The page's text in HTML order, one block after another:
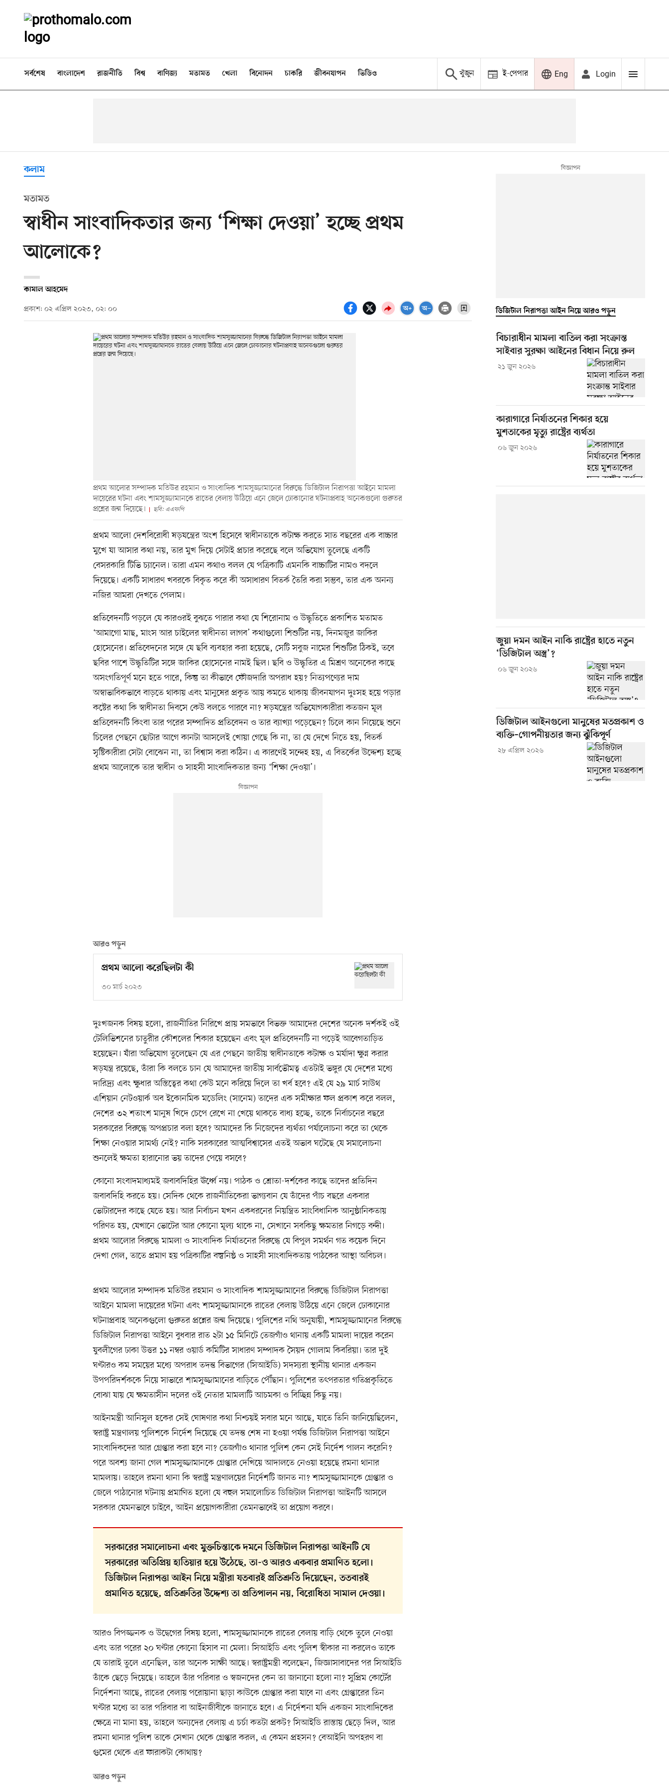
সর্বশেষ বাংলাদেশ রাজনীতি বিশ্ব বাণিজ্য মতামত খেলা বিনোদন চাকরি জীবনযাপন ভিডিও খুঁজুন ই-পেপার Eng Login
কলাম
মতামত
স্বাধীন সাংবাদিকতার জন্য ‘শিক্ষা দেওয়া’ হচ্ছে প্রথম
আলোকে?
কামাল আহমেদ
প্রকাশ: ০২ এপ্রিল ২০২৩, ০২: ০০
প্রথম আলোর সম্পাদক মতিউর রহমান ও সাংবাদিক শামসুজ্জামানের বিরুদ্ধে ডিজিটাল নিরাপত্তা আইনে মামলা
দায়েরের ঘটনা এবং শামসুজ্জামানকে রাতের বেলায় উঠিয়ে এনে জেলে ঢোকানোর ঘটনাপ্রবাহ অনেকগুলো গুরুতর
প্রশ্নের জন্ম দিয়েছে।
ছবি: এএফপি
প্রথম আলো দেশবিরোধী ষড়যন্ত্রের অংশ হিসেবে স্বাধীনতাকে কটাক্ষ করতে সাত বছরের এক বাচ্চার
মুখে যা আসার কথা নয়, তার মুখ দিয়ে সেটাই প্রচার করেছে বলে অভিযোগ তুলেছে একটি
বেসরকারি টিভি চ্যানেল। তারা এমন কথাও বলল যে পত্রিকাটি এমনকি বাচ্চাটির নামও বদলে
দিয়েছে। একটি সাধারণ খবরকে বিকৃত করে কী অসাধারণ বিতর্ক তৈরি করা সম্ভব, তার এক অনন্য
নজির আমরা দেখতে পেলাম।
প্রতিবেদনটি পড়লে যে কারওরই বুঝতে পারার কথা যে শিরোনাম ও উদ্ধৃতিতে প্রকাশিত মতামত
‘আমাগো মাছ, মাংস আর চাইলের স্বাধীনতা লাগব’ কথাগুলো শিশুটির নয়, দিনমজুর জাকির
হোসেনের। প্রতিবেদনের সঙ্গে যে ছবি ব্যবহার করা হয়েছে, সেটি সবুজ নামের শিশুটির ঠিকই, তবে
ছবির পাশে উদ্ধৃতিটির সঙ্গে জাকির হোসেনের নামই ছিল। ছবি ও উদ্ধৃতির এ মিশ্রণ অনেকের কাছে
অসংগতিপূর্ণ মনে হতে পারে, কিন্তু তা কীভাবে ফৌজদারি অপরাধ হয়? নিত্যপণ্যের দাম
অস্বাভাবিকভাবে বাড়তে থাকায় এবং মানুষের প্রকৃত আয় কমতে থাকায় জীবনযাপন দুঃসহ হয়ে পড়ার
কষ্টের কথা কি স্বাধীনতা দিবসে কেউ বলতে পারবে না? ষড়যন্ত্রের অভিযোগকারীরা কতজন মূল
প্রতিবেদনটি কিংবা তার পরের সম্পাদিত প্রতিবেদন ও তার ব্যাখ্যা পড়েছেন? চিলে কান নিয়েছে শুনে
চিলের পেছনে ছোটার আগে কানটা আসলেই খোয়া গেছে কি না, তা যে দেখে নিতে হয়, বিতর্ক
সৃষ্টিকারীরা সেটা বোঝেন না, তা বিশ্বাস করা কঠিন। এ কারণেই সন্দেহ হয়, এ বিতর্কের উদ্দেশ্য হচ্ছে
প্রথম আলোকে তার স্বাধীন ও সাহসী সাংবাদিকতার জন্য ‘শিক্ষা দেওয়া’।
আরও পড়ুন
প্রথম আলো করেছিলটা কী
৩০ মার্চ ২০২৩
দুঃখজনক বিষয় হলো, রাজনীতির নিরিখে প্রায় সমভাবে বিভক্ত আমাদের দেশের অনেক দর্শকই ওই
টেলিভিশনের চাতুরীর কৌশলের শিকার হয়েছেন এবং মূল প্রতিবেদনটি না পড়েই আবেগতাড়িত
হয়েছেন। যাঁরা অভিযোগ তুলেছেন যে এর পেছনে জাতীয় স্বাধীনতাকে কটাক্ষ ও মর্যাদা ক্ষুণ্ন করার
ষড়যন্ত্র রয়েছে, তাঁরা কি বলতে চান যে আমাদের জাতীয় সার্বভৌমত্ব এতটাই ভঙ্গুর যে দেশের মধ্যে
দারিদ্র্য এবং ক্ষুধার অস্তিত্বের কথা কেউ মনে করিয়ে দিলে তা খর্ব হবে? এই যে ২৯ মার্চ সাউথ
এশিয়ান নেটওয়ার্ক অব ইকোনমিক মডেলিং (সানেম) তাদের এক সমীক্ষার ফল প্রকাশ করে বলল,
দেশের ৩২ শতাংশ মানুষ খিদে চেপে রেখে না খেয়ে থাকতে বাধ্য হচ্ছে, তাকে নির্বাচনের বছরে
সরকারের বিরুদ্ধে অপপ্রচার বলা হবে? আমাদের কি নিজেদের ব্যর্থতা পর্যালোচনা করে তা থেকে
শিক্ষা নেওয়ার সামর্থ্য নেই? নাকি সরকারের আত্মবিশ্বাসের এতই অভাব ঘটেছে যে সমালোচনা
শুনলেই ক্ষমতা হারানোর ভয় তাদের পেয়ে বসবে?
কোনো সংবাদমাধ্যমই জবাবদিহির ঊর্ধ্বে নয়। পাঠক ও শ্রোতা-দর্শকের কাছে তাদের প্রতিদিন
জবাবদিহি করতে হয়। সেদিক থেকে রাজনীতিকেরা ভাগ্যবান যে তাঁদের পাঁচ বছরে একবার
ভোটারদের কাছে যেতে হয়। আর নির্বাচন যখন একধরনের নিয়ন্ত্রিত সাংবিধানিক আনুষ্ঠানিকতায়
পরিণত হয়, যেখানে ভোটের আর কোনো মূল্য থাকে না, সেখানে সবকিছু ক্ষমতার নিগড়ে বন্দী।
প্রথম আলোর বিরুদ্ধে মামলা ও সাংবাদিক নির্যাতনের বিরুদ্ধে যে বিপুল সমর্থন গত কয়েক দিনে
দেখা গেল, তাতে প্রমাণ হয় পত্রিকাটির বস্তুনিষ্ঠ ও সাহসী সাংবাদিকতায় পাঠকের আস্থা অবিচল।
প্রথম আলোর সম্পাদক মতিউর রহমান ও সাংবাদিক শামসুজ্জামানের বিরুদ্ধে ডিজিটাল নিরাপত্তা
আইনে মামলা দায়েরের ঘটনা এবং শামসুজ্জামানকে রাতের বেলায় উঠিয়ে এনে জেলে ঢোকানোর
ঘটনাপ্রবাহ অনেকগুলো গুরুতর প্রশ্নের জন্ম দিয়েছে। পুলিশের নথি অনুযায়ী, শামসুজ্জামানের বিরুদ্ধে
ডিজিটাল নিরাপত্তা আইনে বুধবার রাত ২টা ১৫ মিনিটে তেজগাঁও থানায় একটি মামলা দায়ের করেন
যুবলীগের ঢাকা উত্তর ১১ নম্বর ওয়ার্ড কমিটির সাধারণ সম্পাদক সৈয়দ গোলাম কিবরিয়া। তার দুই
ঘণ্টারও কম সময়ের মধ্যে অপরাধ তদন্ত বিভাগের (সিআইডি) সদস্যরা স্থানীয় থানার একজন
উপপরিদর্শককে নিয়ে সাভারে শামসুজ্জামানের বাড়িতে পৌঁছান। পুলিশের তৎপরতার গতিপ্রকৃতিতে
বোঝা যায় যে ক্ষমতাসীন দলের ওই নেতার মামলাটি আচমকা ও বিচ্ছিন্ন কিছু নয়।
আইনমন্ত্রী আনিসুল হকের সেই ঘোষণার কথা নিশ্চয়ই সবার মনে আছে, যাতে তিনি জানিয়েছিলেন,
স্বরাষ্ট্র মন্ত্রণালয় পুলিশকে নির্দেশ দিয়েছে যে তদন্ত শেষ না হওয়া পর্যন্ত ডিজিটাল নিরাপত্তা আইনে
সাংবাদিকদের আর গ্রেপ্তার করা হবে না? তেজগাঁও থানার পুলিশ কেন সেই নির্দেশ পালন করেনি?
পরে অবশ্য জানা গেল শামসুজ্জামানকে গ্রেপ্তার দেখিয়ে আদালতে নেওয়া হয়েছে রমনা থানার
মামলায়। তাহলে রমনা থানা কি স্বরাষ্ট্র মন্ত্রণালয়ের নির্দেশটি জানত না? শামসুজ্জামানকে গ্রেপ্তার ও
জেলে পাঠানোর ঘটনায় প্রমাণিত হলো যে বহুল সমালোচিত ডিজিটাল নিরাপত্তা আইনটি আসলে
সরকার যেমনভাবে চাইবে, আইন প্রয়োগকারীরা তেমনভাবেই তা প্রয়োগ করবে।
সরকারের সমালোচনা এবং মুক্তচিন্তাকে দমনে ডিজিটাল নিরাপত্তা আইনটি যে
সরকারের অতিপ্রিয় হাতিয়ার হয়ে উঠেছে, তা-ও আরও একবার প্রমাণিত হলো।
ডিজিটাল নিরাপত্তা আইন নিয়ে মন্ত্রীরা যতবারই প্রতিশ্রুতি দিয়েছেন, ততবারই
প্রমাণিত হয়েছে, প্রতিশ্রুতির উদ্দেশ্য তা প্রতিপালন নয়, বিরোধিতা সামাল দেওয়া।
আরও বিপজ্জনক ও উদ্বেগের বিষয় হলো, শামসুজ্জামানকে রাতের বেলায় বাড়ি থেকে তুলে নেওয়া
এবং তার পরের ২০ ঘণ্টার কোনো হিসাব না মেলা। সিআইডি এবং পুলিশ স্বীকার না করলেও তাকে
যে তারাই তুলে এনেছিল, তার অনেক সাক্ষী আছে। স্বরাষ্ট্রমন্ত্রী বলেছেন, জিজ্ঞাসাবাদের পর সিআইডি
তাঁকে ছেড়ে দিয়েছে। তাহলে তাঁর পরিবার ও স্বজনদের কেন তা জানানো হলো না? সুপ্রিম কোর্টের
নির্দেশনা আছে, রাতের বেলায় পরোয়ানা ছাড়া কাউকে গ্রেপ্তার করা যাবে না এবং গ্রেপ্তারের তিন
ঘণ্টার মধ্যে তা তার পরিবার বা আইনজীবীকে জানাতে হবে। এ নির্দেশনা যদি একজন সাংবাদিকের
ক্ষেত্রে না মানা হয়, তাহলে অন্যদের বেলায় এ চর্চা কতটা প্রকট? সিআইডি রাস্তায় ছেড়ে দিল, আর
রমনা থানার পুলিশ তাকে সেখান থেকে গ্রেপ্তার করল, এ কেমন প্রহসন? বেআইনি অপহরণ বা
গুমের থেকে এর ফারাকটা কোথায়?
আরও পড়ুন
ডিজিটাল নিরাপত্তা আইন নিয়ে আরও পড়ুন
বিচারাধীন মামলা বাতিল করা সংক্রান্ত
সাইবার সুরক্ষা আইনের বিধান নিয়ে রুল
২১ জুন ২০২৬
কারাগারে নির্যাতনের শিকার হয়ে
মুশতাকের মৃত্যু রাষ্ট্রের ব্যর্থতা
০৬ জুন ২০২৬
জুয়া দমন আইন নাকি রাষ্ট্রের হাতে নতুন
‘ডিজিটাল অস্ত্র’?
০৬ জুন ২০২৬
ডিজিটাল আইনগুলো মানুষের মতপ্রকাশ ও
ব্যক্তি–গোপনীয়তার জন্য ঝুঁকিপূর্ণ
২৮ এপ্রিল ২০২৬